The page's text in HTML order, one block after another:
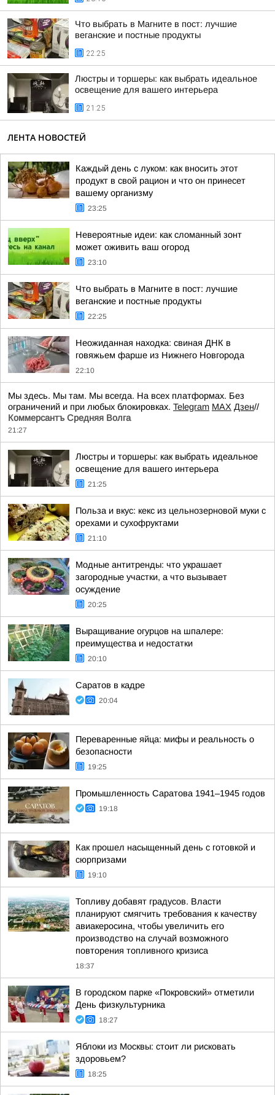
Что выбрать в Магните в пост: лучшие
веганские и постные продукты
22:25
Люстры и торшеры: как выбрать идеальное
освещение для вашего интерьера
21:25
ЛЕНТА НОВОСТЕЙ
Каждый день с луком: как вносить этот
продукт в свой рацион и что он принесет
вашему организму
23:25
Невероятные идеи: как сломанный зонт
может оживить ваш огород
23:10
Что выбрать в Магните в пост: лучшие
веганские и постные продукты
22:25
Неожиданная находка: свиная ДНК в
говяжьем фарше из Нижнего Новгорода
22:10
Мы здесь. Мы там. Мы всегда. На всех платформах. Без
ограничений и при любых блокировках. Telegram MAX Дзен//
Коммерсантъ Средняя Волга
21:27
Люстры и торшеры: как выбрать идеальное
освещение для вашего интерьера
21:25
Польза и вкус: кекс из цельнозерновой муки с
орехами и сухофруктами
21:10
Модные антитренды: что украшает
загородные участки, а что вызывает
осуждение
20:25
Выращивание огурцов на шпалере:
преимущества и недостатки
20:10
Саратов в кадре
20:04
Переваренные яйца: мифы и реальность о
безопасности
19:25
Промышленность Саратова 1941–1945 годов
19:18
Как прошел насыщенный день с готовкой и
сюрпризами
19:10
Топливу добавят градусов. Власти
планируют смягчить требования к качеству
авиакеросина, чтобы увеличить его
производство на случай возможного
повторения топливного кризиса
18:37
В городском парке «Покровский» отметили
День физкультурника
18:27
Яблоки из Москвы: стоит ли рисковать
здоровьем?
18:25